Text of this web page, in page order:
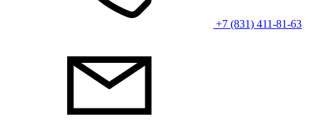
+7 (831) 411-81-63